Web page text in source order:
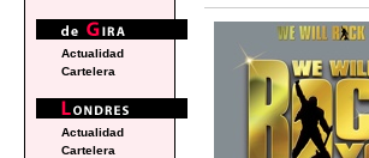
Actualidad
Cartelera
Actualidad
Cartelera